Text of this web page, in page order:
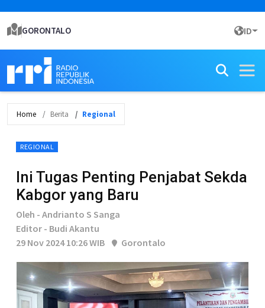
GORONTALO ID
Home Berita Regional
REGIONAL
Ini Tugas Penting Penjabat Sekda
Kabgor yang Baru
Oleh - Andrianto S Sanga
Editor - Budi Akantu
29 Nov 2024 10:26 WIB
Gorontalo